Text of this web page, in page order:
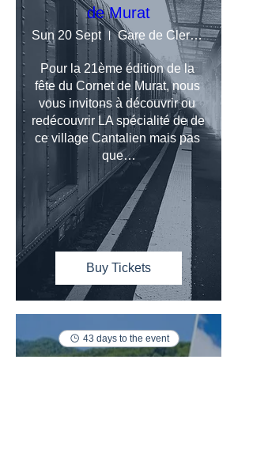
de Murat
Sun 20 Sept Gare de Clermont-Ferrand
Pour la 21ème édition de la
fête du Cornet de Murat, nous
vous invitons à découvrir ou
redécouvrir LA spécialité de de
ce village Cantalien mais pas
que…
Buy Tickets
43 days to the event